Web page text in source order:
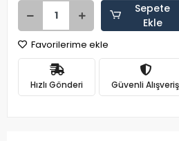
Sepete
Ekle
Favorilerime ekle
Hızlı Gönderi Güvenli Alışveriş